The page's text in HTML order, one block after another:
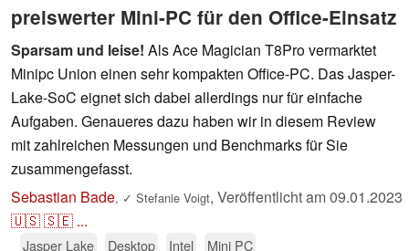
preiswerter Mini-PC für den Office-Einsatz
Sparsam und leise! Als Ace Magician T8Pro vermarktet
Minipc Union einen sehr kompakten Office-PC. Das Jasper-
Lake-SoC eignet sich dabei allerdings nur für einfache
Aufgaben. Genaueres dazu haben wir in diesem Review
mit zahlreichen Messungen und Benchmarks für Sie
zusammengefasst.
Sebastian Bade, ✓ Stefanie Voigt, Veröffentlicht am09.01.2023
🇺🇸🇸🇪 ...
Jasper Lake Desktop Intel Mini PC